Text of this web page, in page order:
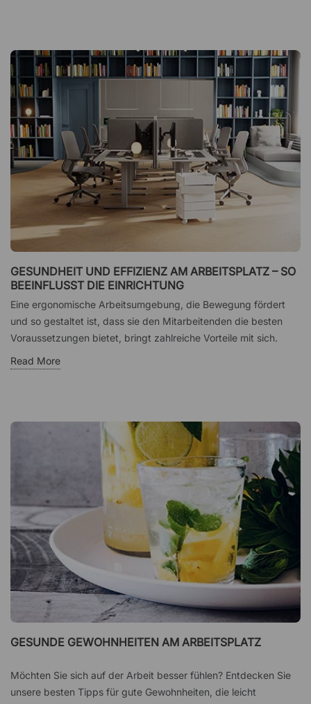
GESUNDHEIT UND EFFIZIENZ AM ARBEITSPLATZ – SO
BEEINFLUSST DIE EINRICHTUNG
Eine ergonomische Arbeitsumgebung, die Bewegung fördert
und so gestaltet ist, dass sie den Mitarbeitenden die besten
Voraussetzungen bietet, bringt zahlreiche Vorteile mit sich.
Read More
GESUNDE GEWOHNHEITEN AM ARBEITSPLATZ
Möchten Sie sich auf der Arbeit besser fühlen? Entdecken Sie
unsere besten Tipps für gute Gewohnheiten, die leicht